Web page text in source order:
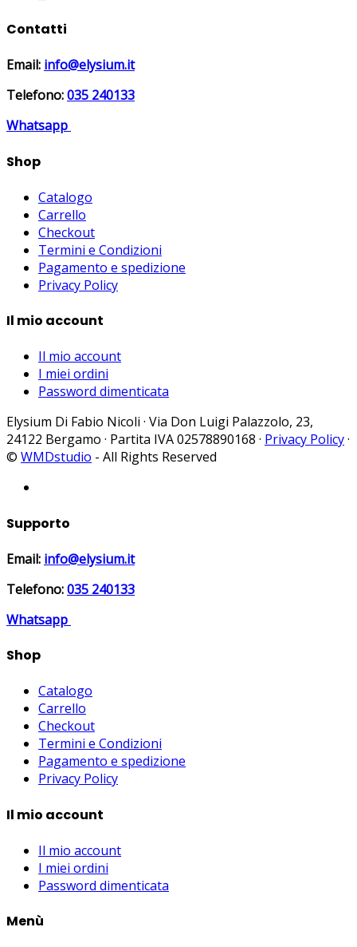
Contatti
Email: info@elysium.it
Telefono:035 240133
Whatsapp
Shop
Catalogo
Carrello
Checkout
Termini e Condizioni
Pagamento e spedizione
Privacy Policy
Il mio account
Il mio account
I miei ordini
Password dimenticata
Elysium Di Fabio Nicoli · Via Don Luigi Palazzolo, 23,
24122 Bergamo · Partita IVA 02578890168 · Privacy Policy·
© WMDstudio - All Rights Reserved
Supporto
Email: info@elysium.it
Telefono:035 240133
Whatsapp
Shop
Catalogo
Carrello
Checkout
Termini e Condizioni
Pagamento e spedizione
Privacy Policy
Il mio account
Il mio account
I miei ordini
Password dimenticata
Menù